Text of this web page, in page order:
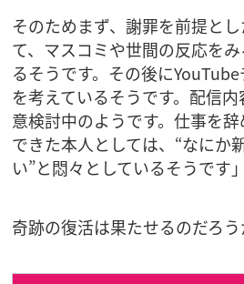
そのためまず、謝罪を前提と
て、マスコミや世間の反応を
るそうです。その後に
を考えているそうです。配信
意検討中のようです。仕事を
できた本人としては、“なにか
い”と悶々としているそうです
奇跡の復活は果たせるのだろう